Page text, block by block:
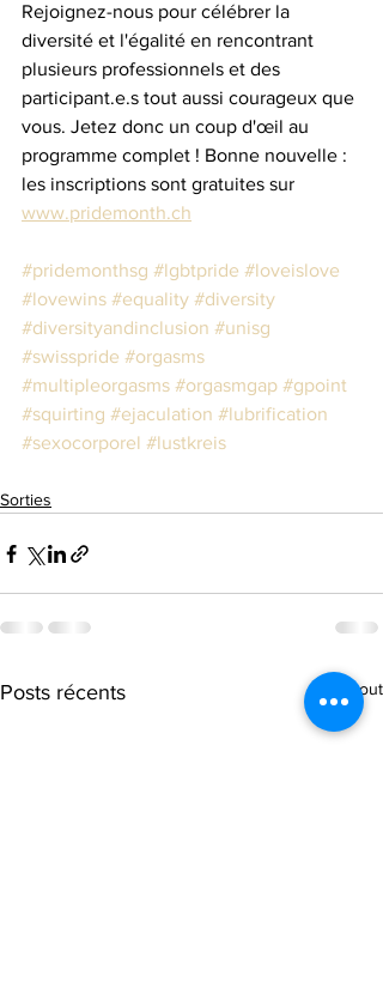
Rejoignez-nous pour célébrer la
diversité et l'égalité en rencontrant
plusieurs professionnels et des
participant.e.s tout aussi courageux que
vous. Jetez donc un coup d'œil au
programme complet ! Bonne nouvelle :
les inscriptions sont gratuites sur
www.pridemonth.ch
#pridemonthsg #lgbtpride #loveislove
#lovewins #equality #diversity
#diversityandinclusion #unisg
#swisspride #orgasms
#multipleorgasms #orgasmgap #gpoint
#squirting #ejaculation #lubrification
#sexocorporel #lustkreis
Sorties
Posts récents Voir tout